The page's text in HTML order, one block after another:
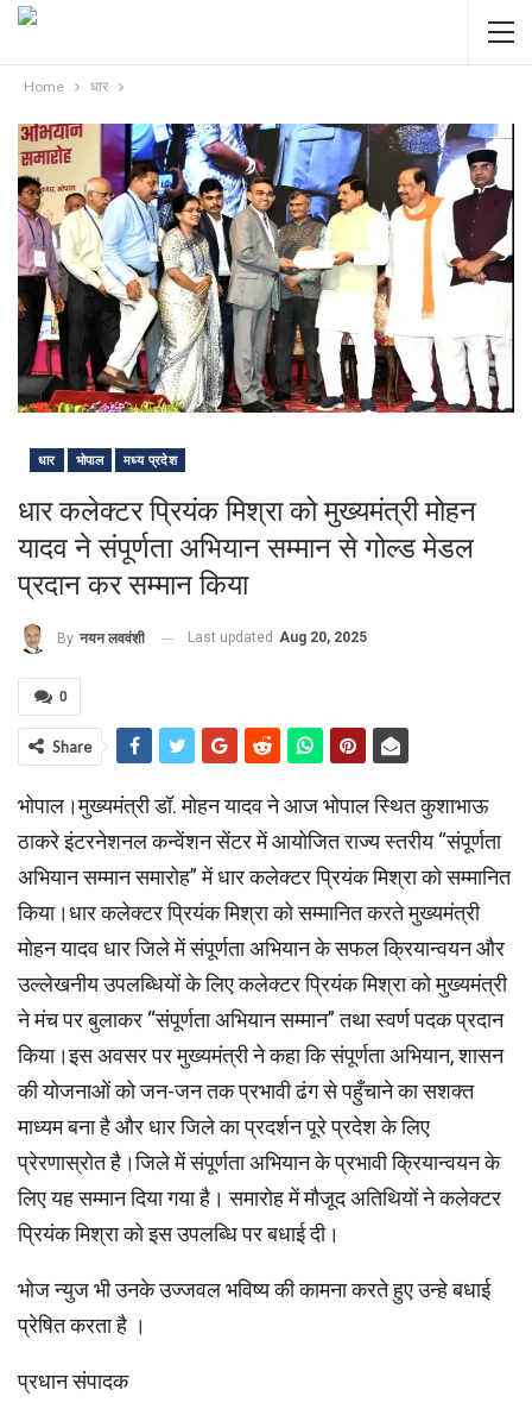
Home धार
धार भोपाल मध्य प्रदेश
धार कलेक्टर प्रियंक मिश्रा को मुख्यमंत्री मोहन
यादव ने संपूर्णता अभियान सम्मान से गोल्ड मेडल
प्रदान कर सम्मान किया
By नयन लववंशी Last updated Aug 20, 2025
0
Share
भोपाल।मुख्यमंत्री डॉ. मोहन यादव ने आज भोपाल स्थित कुशाभाऊ
ठाकरे इंटरनेशनल कन्वेंशन सेंटर में आयोजित राज्य स्तरीय “संपूर्णता
अभियान सम्मान समारोह” में धार कलेक्टर प्रियंक मिश्रा को सम्मानित
किया।धार कलेक्टर प्रियंक मिश्रा को सम्मानित करते मुख्यमंत्री
मोहन यादव धार जिले में संपूर्णता अभियान के सफल क्रियान्वयन और
उल्लेखनीय उपलब्धियों के लिए कलेक्टर प्रियंक मिश्रा को मुख्यमंत्री
ने मंच पर बुलाकर “संपूर्णता अभियान सम्मान” तथा स्वर्ण पदक प्रदान
किया।इस अवसर पर मुख्यमंत्री ने कहा कि संपूर्णता अभियान, शासन
की योजनाओं को जन-जन तक प्रभावी ढंग से पहुँचाने का सशक्त
माध्यम बना है और धार जिले का प्रदर्शन पूरे प्रदेश के लिए
प्रेरणास्रोत है।जिले में संपूर्णता अभियान के प्रभावी क्रियान्वयन के
लिए यह सम्मान दिया गया है। समारोह में मौजूद अतिथियों ने कलेक्टर
प्रियंक मिश्रा को इस उपलब्धि पर बधाई दी।
भोज न्युज भी उनके उज्जवल भविष्य की कामना करते हुए उन्हे बधाई
प्रेषित करता है ।
प्रधान संपादक